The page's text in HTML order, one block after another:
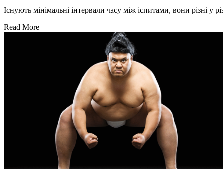
Існують мінімальні інтервали часу між іспитами, вони різні у
Read More